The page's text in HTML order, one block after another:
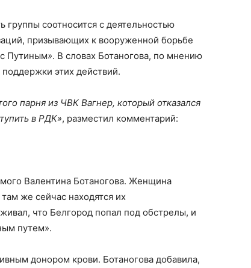
группы соотносится с деятельностью
призывающих к вооруженной борьбе
Путиным». В словах Ботаногова, по мнению
этих действий.
парня из ЧВК Вагнер, который отказался
в РДК», разместил комментарий:
Валентина Ботаногова. Женщина
же сейчас находятся их
что Белгород попал под обстрелы, и
путем».
донором крови. Ботаногова добавила,